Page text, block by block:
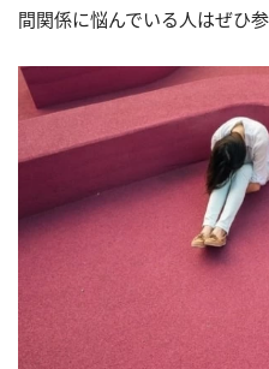
間関係に悩んでいる人はぜひ